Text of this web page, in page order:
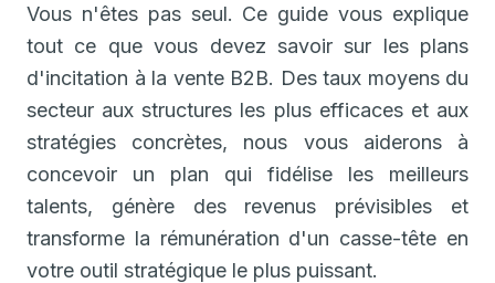
Vous n'êtes pas seul. Ce guide vous explique
tout ce que vous devez savoir sur les plans
d'incitation à la vente B2B. Des taux moyens du
secteur aux structures les plus efficaces et aux
stratégies concrètes, nous vous aiderons à
concevoir un plan qui fidélise les meilleurs
talents, génère des revenus prévisibles et
transforme la rémunération d'un casse-tête en
votre outil stratégique le plus puissant.